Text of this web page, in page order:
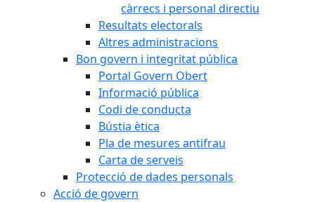
càrrecs i personal directiu
Resultats electorals
Altres administracions
Bon govern i integritat pública
Portal Govern Obert
Informació pública
Codi de conducta
Bústia ètica
Pla de mesures antifrau
Carta de serveis
Protecció de dades personals
Acció de govern